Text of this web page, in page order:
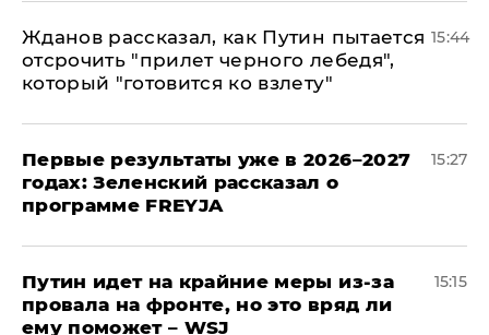
Жданов рассказал, как Путин пытается
отсрочить "прилет черного лебедя",
который "готовится ко взлету"
15:44
Первые результаты уже в 2026–2027
годах: Зеленский рассказал о
программе FREYJA
15:27
Путин идет на крайние меры из-за
провала на фронте, но это вряд ли
ему поможет – WSJ
15:15